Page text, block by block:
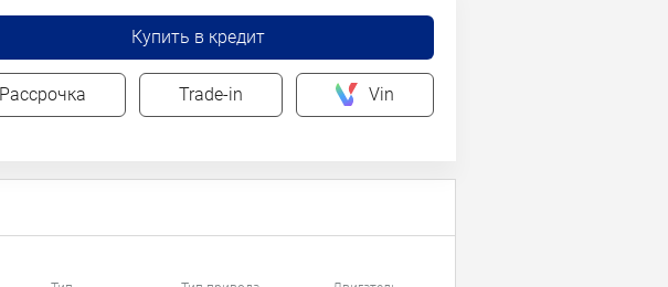
Купить в кредит
Рассрочка Trade-in Vin